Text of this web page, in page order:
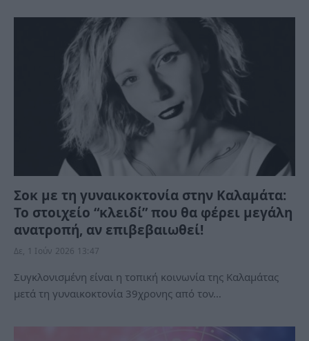
Σοκ με τη γυναικοκτονία στην Καλαμάτα:
Το στοιχείο “κλειδί” που θα φέρει μεγάλη
ανατροπή, αν επιβεβαιωθεί!
Δε, 1 Ιούν 2026 13:47
Συγκλονισμένη είναι η τοπική κοινωνία της Καλαμάτας
μετά τη γυναικοκτονία 39χρονης από τον…